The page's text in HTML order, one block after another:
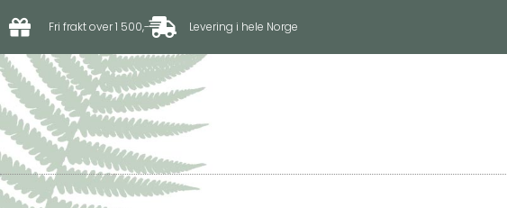
Fri frakt over 1 500,- Levering i hele Norge